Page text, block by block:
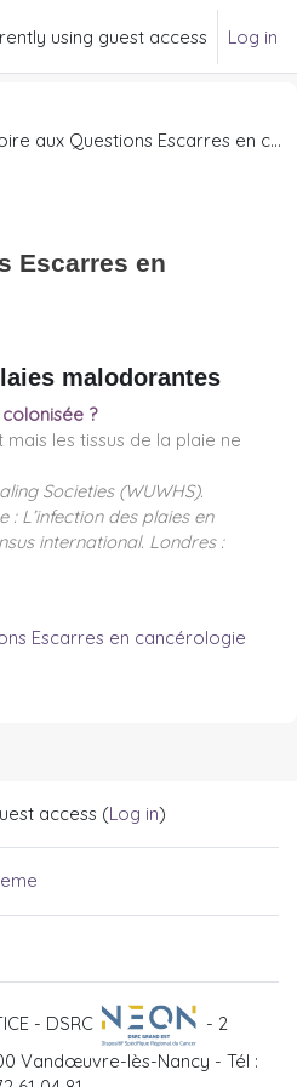
using guest access Log in
Foire aux Questions Escarres en cancérologie
Escarres en
malodorantes
?
les tissus de la plaie ne
Societies (WUWHS).
L’infection des plaies en
international. Londres :
Escarres en cancérologie
access (Log in)
- DSRC
- 2
Vandœuvre-lès-Nancy - Tél :